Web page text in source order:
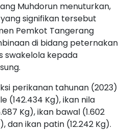
Muhdorun menuturkan,
signifikan tersebut
Pemkot Tangerang
di bidang peternakan
swakelola kepada
perikanan tahunan (2023)
(142.434 Kg), ikan nila
Kg), ikan bawal (1.602
dan ikan patin (12.242 Kg).